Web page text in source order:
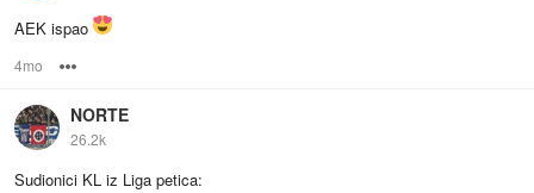
AEK ispao
4mo
NORTE
26.2k
Sudionici KL iz Liga petica: